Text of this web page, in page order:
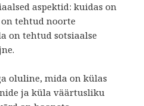
aspektid: kuidas on
tehtud noorte
on tehtud sotsiaalse
oluline, mida on külas
ja küla väärtusliku